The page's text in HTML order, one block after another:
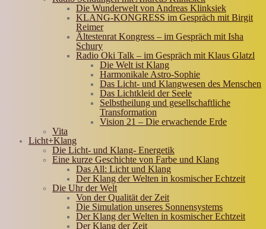
Die Wunderwelt von Andreas Klinksiek
KLANG-KONGRESS im Gespräch mit Birgit
Reimer
Ältestenrat Kongress – im Gespräch mit Isha
Schury
Radio Oki Talk – im Gespräch mit Klaus Glatzl
Die Welt ist Klang
Harmonikale Astro-Sophie
Das Licht- und Klangwesen des Menschen
Das Lichtkleid der Seele
Selbstheilung und gesellschaftliche
Transformation
Vision 21 – Die erwachende Erde
Vita
Licht+Klang
Die Licht- und Klang- Energetik
Eine kurze Geschichte von Farbe und Klang
Das All: Licht und Klang
Der Klang der Welten in kosmischer Echtzeit
Die Uhr der Welt
Von der Qualität der Zeit
Die Simulation unseres Sonnensystems
Der Klang der Welten in kosmischer Echtzeit
Der Klang der Zeit